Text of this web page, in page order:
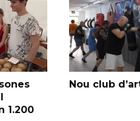
1.200
Nou club